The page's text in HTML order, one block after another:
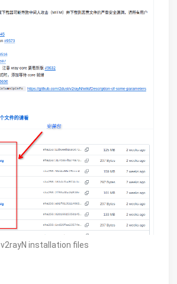
v2rayN installation files